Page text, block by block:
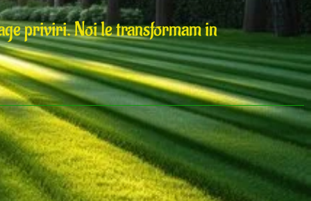
priviri. Noi le transformam in